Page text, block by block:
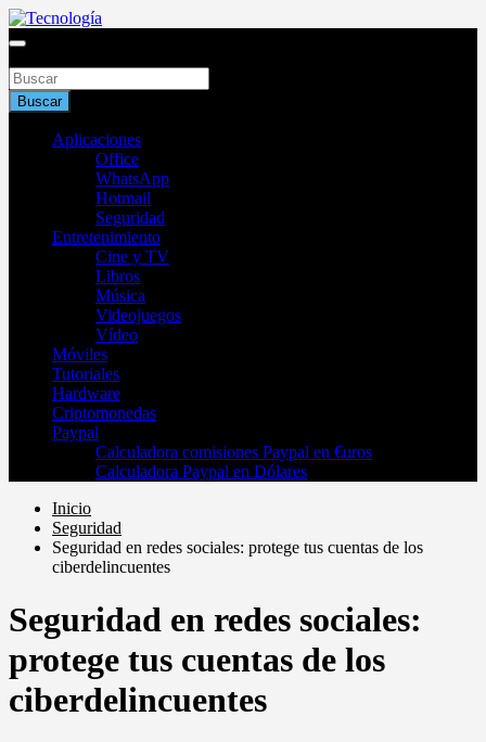
Saltar
al
Tecnología
Buscar
Aplicaciones
Office
WhatsApp
Hotmail
Seguridad
Entretenimiento
Cine y TV
Libros
Música
Videojuegos
Vídeo
Móviles
Tutoriales
Hardware
Criptomonedas
Paypal
Calculadora comisiones Paypal en €uros
Calculadora Paypal en Dólares
Inicio
Seguridad
Seguridad en redes sociales: protege tus cuentas de los
ciberdelincuentes
Seguridad en redes sociales:
protege tus cuentas de los
ciberdelincuentes